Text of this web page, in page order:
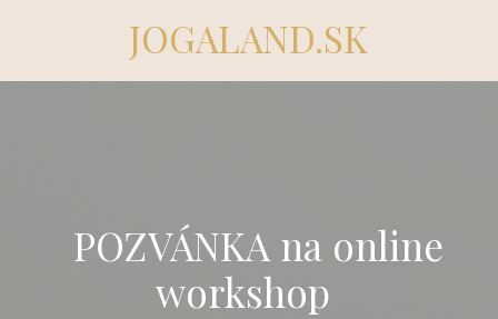
JOGALAND.SK
POZVÁNKA na online
workshop